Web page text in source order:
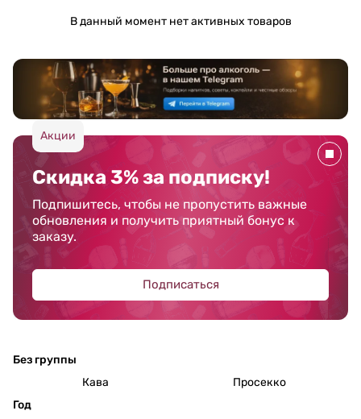
В данный момент нет активных товаров
Акции
Скидка 3% за подписку!
Подпишитесь, чтобы не пропустить важные
обновления и получить приятный бонус к
заказу.
Подписаться
Без группы
Кава
Просекко
Год